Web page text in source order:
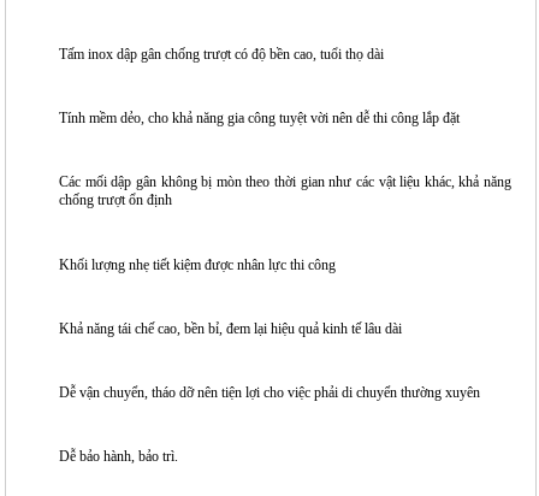
Tấm inox dập gân chống trượt có độ bền cao, tuổi thọ dài
Tính mềm dẻo, cho khả năng gia công tuyệt vời nên dễ thi công lắp đặt
Các mối dập gân không bị mòn theo thời gian như các vật liệu khác, khả năng
chống trượt ổn định
Khối lượng nhẹ tiết kiệm được nhân lực thi công
Khả năng tái chế cao, bền bỉ, đem lại hiệu quả kinh tế lâu dài
Dễ vận chuyển, tháo dỡ nên tiện lợi cho việc phải di chuyển thường xuyên
Dễ bảo hành, bảo trì.